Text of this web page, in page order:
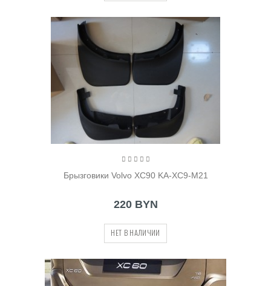
Брызговики Volvo XC90 KA-XC9-M21
220 BYN
НЕТ В НАЛИЧИИ